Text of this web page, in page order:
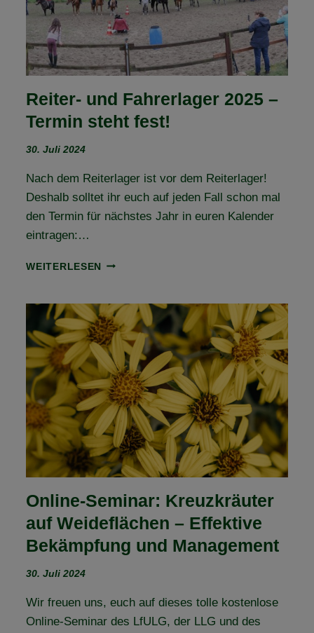
Reiter- und Fahrerlager 2025 –
Termin steht fest!
30. Juli 2024
Nach dem Reiterlager ist vor dem Reiterlager!
Deshalb solltet ihr euch auf jeden Fall schon mal
den Termin für nächstes Jahr in euren Kalender
eintragen:…
WEITERLESEN REITER-
2025
–
TERMIN
STEHT
FEST!
Online-Seminar: Kreuzkräuter
auf Weideflächen – Effektive
Bekämpfung und Management
30. Juli 2024
Wir freuen uns, euch auf dieses tolle kostenlose
Online-Seminar des LfULG, der LLG und des